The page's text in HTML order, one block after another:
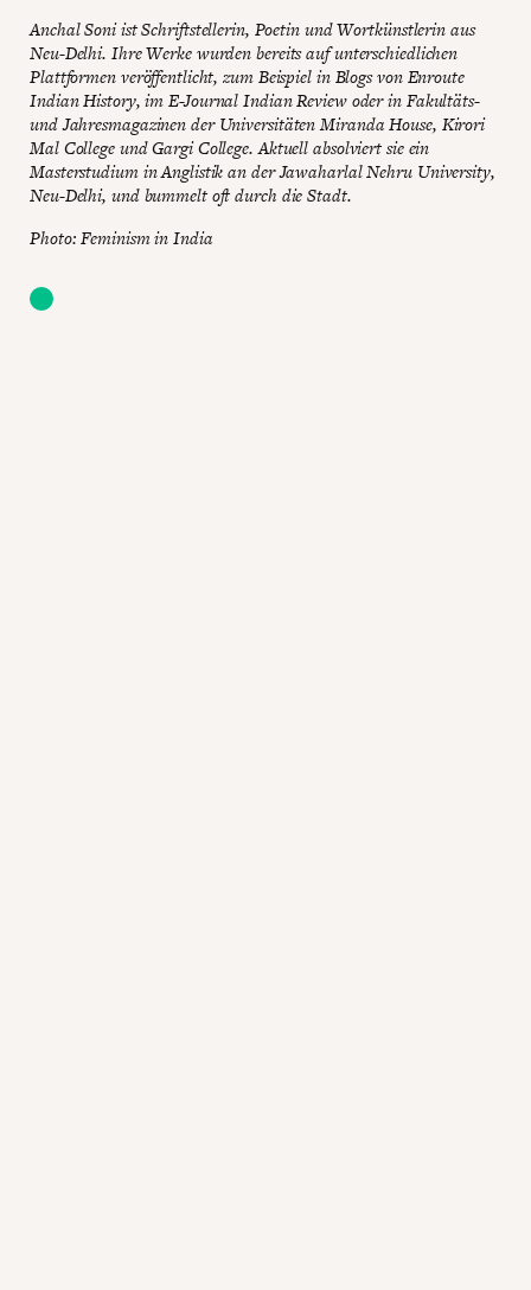
Anchal Soni ist Schriftstellerin, Poetin und Wortkünstlerin aus
Neu-Delhi. Ihre Werke wurden bereits auf unterschiedlichen
Plattformen veröffentlicht, zum Beispiel in Blogs von Enroute
Indian History, im E-Journal Indian Review oder in Fakultäts-
und Jahresmagazinen der Universitäten Miranda House, Kirori
Mal College und Gargi College. Aktuell absolviert sie ein
Masterstudium in Anglistik an der Jawaharlal Nehru University,
Neu-Delhi, und bummelt oft durch die Stadt.
Photo: Feminism in India